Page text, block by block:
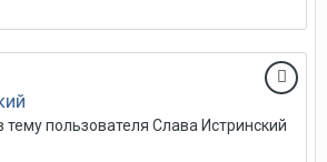
тему пользователя Слава Истринский